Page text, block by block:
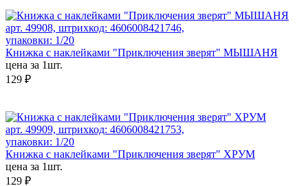
арт. 49908, штрихкод: 4606008421746,
упаковки: 1/20
Книжка с наклейками "Приключения зверят" МЫШАНЯ
цена за 1шт.
129 ₽
арт. 49909, штрихкод: 4606008421753,
упаковки: 1/20
Книжка с наклейками "Приключения зверят" ХРУМ
цена за 1шт.
129 ₽